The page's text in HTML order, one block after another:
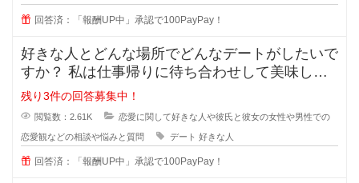
回答済：「報酬UP中」承認で100PayPay！
好きな人とどんな場所でどんなデートがしたいで
すか？ 私は仕事帰りに待ち合わせして美味しい
ものを一緒に食べながら時間を過ご
残り3件の回答募集中！
閲覧数：2.61K 恋愛に関して好きな人や彼氏と彼女の女性や男性での
恋愛観などの相談や悩みと質問 デート 好きな人
回答済：「報酬UP中」承認で100PayPay！